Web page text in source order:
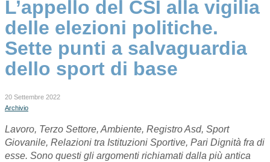
L’appello del CSI alla vigilia
delle elezioni politiche.
Sette punti a salvaguardia
dello sport di base
20 Settembre 2022
Archivio
Lavoro, Terzo Settore, Ambiente, Registro Asd, Sport
Giovanile, Relazioni tra Istituzioni Sportive, Pari Dignità fra di
esse. Sono questi gli argomenti richiamati dalla più antica